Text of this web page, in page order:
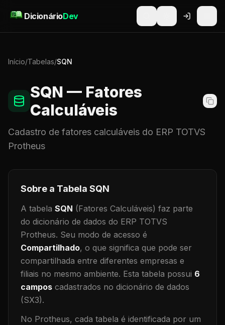
DicionárioDev
Início/Tabelas/SQN
SQN — Fatores
Calculáveis
Cadastro de fatores calculáveis do ERP TOTVS
Protheus
Sobre a Tabela SQN
A tabela SQN (Fatores Calculáveis) faz parte
do dicionário de dados do ERP TOTVS
Protheus. Seu modo de acesso é
Compartilhado, o que significa que pode ser
compartilhada entre diferentes empresas e
filiais no mesmo ambiente. Esta tabela possui 6
campos cadastrados no dicionário de dados
(SX3).
No Protheus, cada tabela é identificada por um